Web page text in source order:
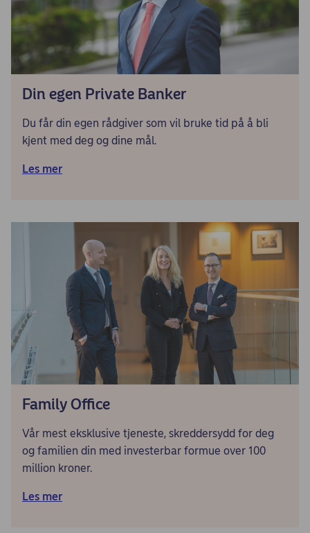
Din egen Private Banker
Du får din egen rådgiver som vil bruke tid på å bli
kjent med deg og dine mål.
Les mer
Family Office
Vår mest eksklusive tjeneste, skreddersydd for deg
og familien din med investerbar formue over 100
million kroner.
Les mer